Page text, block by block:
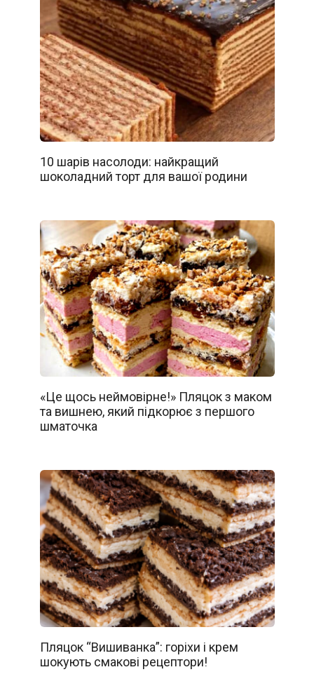
10 шарів насолоди: найкращий
шоколадний торт для вашої родини
«Це щось неймовірне!» Пляцок з маком
та вишнею, який підкорює з першого
шматочка
Пляцок “Вишиванка”: горіхи і крем
шокують смакові рецептори!